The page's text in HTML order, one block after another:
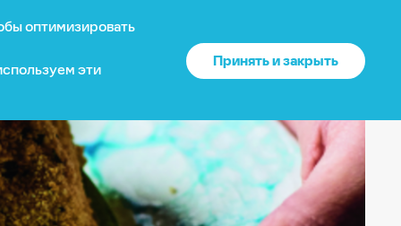
Каталог
Доставка и оплата
О нас
Ваше местоположение
США?Да Нет
оптимизировать
эти
Принять и закрыть